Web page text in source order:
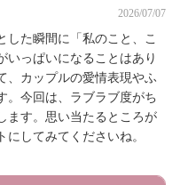
2026/07/07
した瞬間に「私のこと、こ
いっぱいになることはあり
、カップルの愛情表現やふ
。今回は、ラブラブ度がち
ます。思い当たるところが
してみてくださいね。